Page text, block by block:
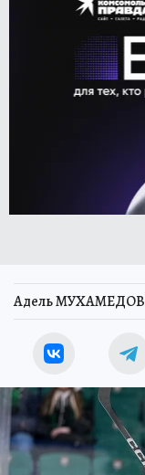
Адель МУХАМЕДОВ